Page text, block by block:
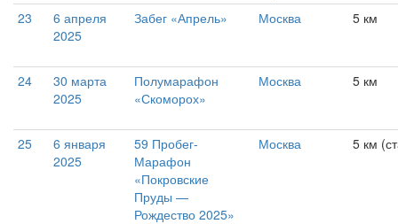
23
6 апреля
2025
Забег «Апрель» Москва 5 км
24
30 марта
2025
Полумарафон
«Скоморох»
Москва 5 км
25
6 января
2025
59 Пробег-
Марафон
«Покровские
Пруды —
Рождество 2025»
Москва 5 км